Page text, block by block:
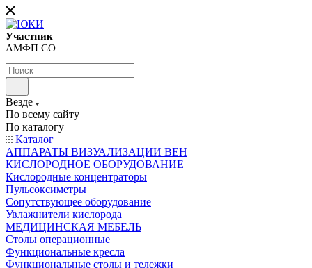
Участник
АМФП СО
Везде
По всему сайту
По каталогу
Каталог
АППАРАТЫ ВИЗУАЛИЗАЦИИ ВЕН
КИСЛОРОДНОЕ ОБОРУДОВАНИЕ
Кислородные концентраторы
Пульсоксиметры
Сопутствующее оборудование
Увлажнители кислорода
МЕДИЦИНСКАЯ МЕБЕЛЬ
Столы операционные
Функциональные кресла
Функциональные столы и тележки